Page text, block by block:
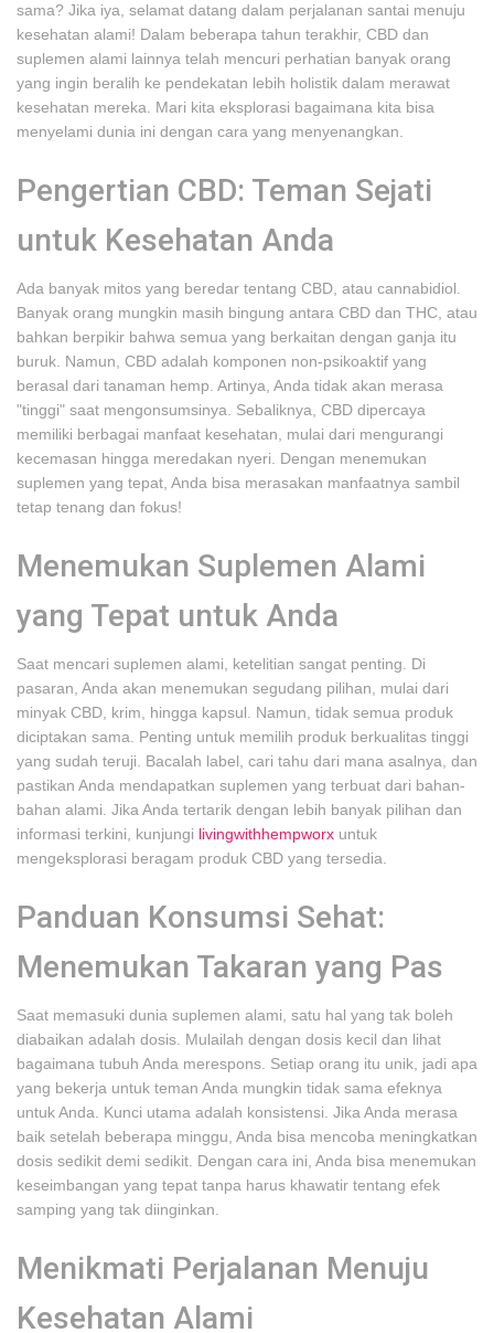
sama? Jika iya, selamat datang dalam perjalanan santai menuju
kesehatan alami! Dalam beberapa tahun terakhir, CBD dan
suplemen alami lainnya telah mencuri perhatian banyak orang
yang ingin beralih ke pendekatan lebih holistik dalam merawat
kesehatan mereka. Mari kita eksplorasi bagaimana kita bisa
menyelami dunia ini dengan cara yang menyenangkan.
Pengertian CBD: Teman Sejati
untuk Kesehatan Anda
Ada banyak mitos yang beredar tentang CBD, atau cannabidiol.
Banyak orang mungkin masih bingung antara CBD dan THC, atau
bahkan berpikir bahwa semua yang berkaitan dengan ganja itu
buruk. Namun, CBD adalah komponen non-psikoaktif yang
berasal dari tanaman hemp. Artinya, Anda tidak akan merasa
"tinggi" saat mengonsumsinya. Sebaliknya, CBD dipercaya
memiliki berbagai manfaat kesehatan, mulai dari mengurangi
kecemasan hingga meredakan nyeri. Dengan menemukan
suplemen yang tepat, Anda bisa merasakan manfaatnya sambil
tetap tenang dan fokus!
Menemukan Suplemen Alami
yang Tepat untuk Anda
Saat mencari suplemen alami, ketelitian sangat penting. Di
pasaran, Anda akan menemukan segudang pilihan, mulai dari
minyak CBD, krim, hingga kapsul. Namun, tidak semua produk
diciptakan sama. Penting untuk memilih produk berkualitas tinggi
yang sudah teruji. Bacalah label, cari tahu dari mana asalnya, dan
pastikan Anda mendapatkan suplemen yang terbuat dari bahan-
bahan alami. Jika Anda tertarik dengan lebih banyak pilihan dan
informasi terkini, kunjungi livingwithhempworx untuk
mengeksplorasi beragam produk CBD yang tersedia.
Panduan Konsumsi Sehat:
Menemukan Takaran yang Pas
Saat memasuki dunia suplemen alami, satu hal yang tak boleh
diabaikan adalah dosis. Mulailah dengan dosis kecil dan lihat
bagaimana tubuh Anda merespons. Setiap orang itu unik, jadi apa
yang bekerja untuk teman Anda mungkin tidak sama efeknya
untuk Anda. Kunci utama adalah konsistensi. Jika Anda merasa
baik setelah beberapa minggu, Anda bisa mencoba meningkatkan
dosis sedikit demi sedikit. Dengan cara ini, Anda bisa menemukan
keseimbangan yang tepat tanpa harus khawatir tentang efek
samping yang tak diinginkan.
Menikmati Perjalanan Menuju
Kesehatan Alami